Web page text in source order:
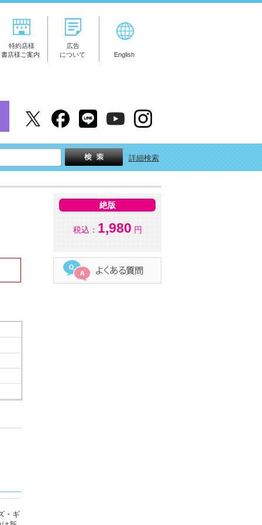
特約店様
書店様ご案内
広告
について
English
詳細検索
・ギ
絶版
税込： 1,980 円